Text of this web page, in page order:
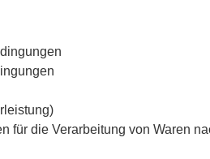
für die Verarbeitung von Waren